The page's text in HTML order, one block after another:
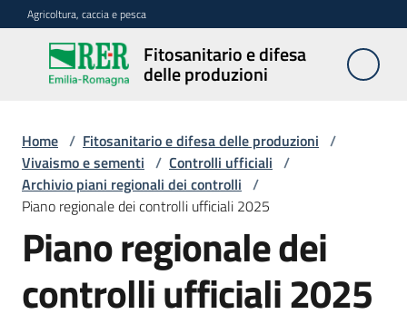
Vai al contenuto
Vai alla navigazione
Vai al footer
Agricoltura, caccia e pesca
Fitosanitario e difesa
delle produzioni
Fitosanitario
e difesa
produzioni
Avversità
delle
piante
Home / Fitosanitario e difesa delle produzioni /
Vivaismo e sementi / Controlli ufficiali /
Archivio piani regionali dei controlli /
Piano regionale dei controlli ufficiali 2025
Piano regionale dei
controlli ufficiali 2025